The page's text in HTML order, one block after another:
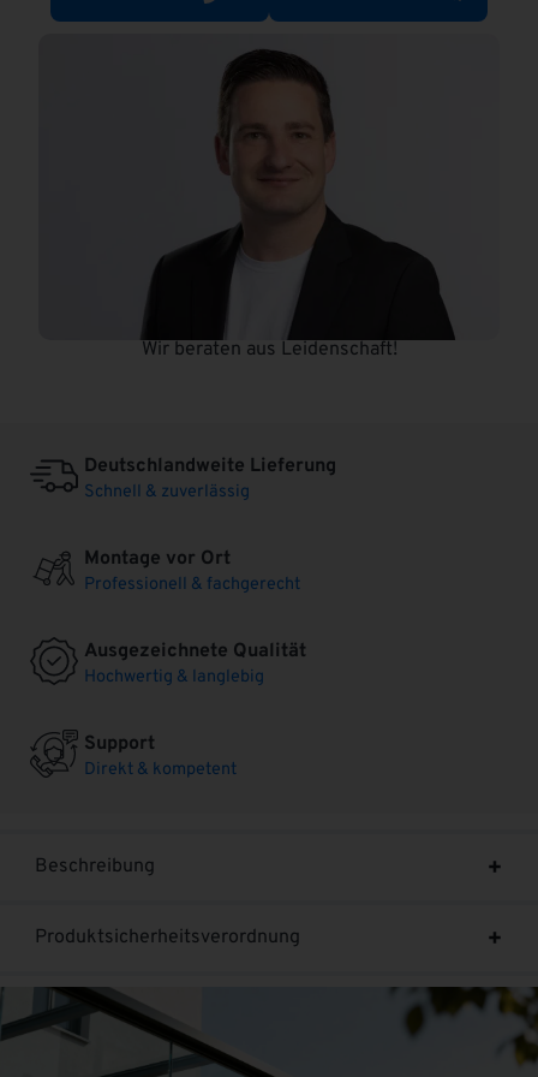
Wir beraten aus Leidenschaft!
Deutschlandweite Lieferung
Schnell & zuverlässig
Montage vor Ort
Professionell & fachgerecht
Ausgezeichnete Qualität
Hochwertig & langlebig
Support
Direkt & kompetent
Beschreibung
Produktsicherheitsverordnung